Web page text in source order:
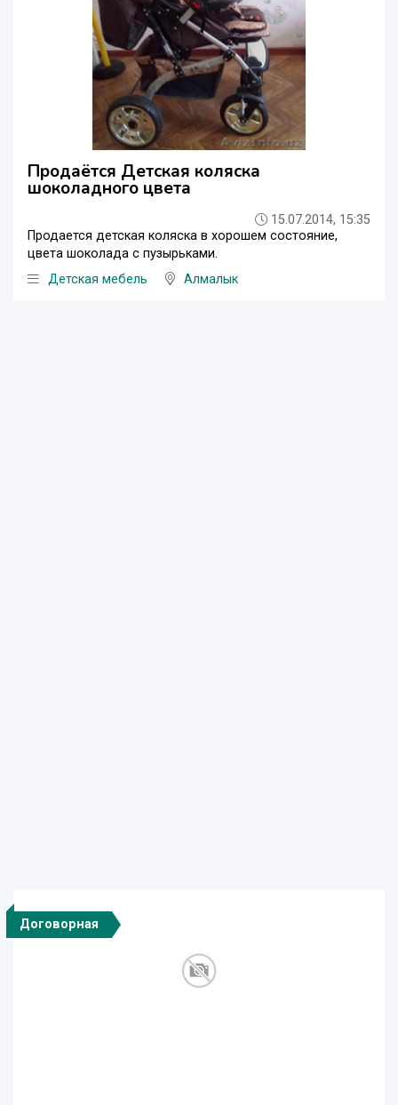
Продаётся Детская коляска
шоколадного цвета
15.07.2014, 15:35
Продается детская коляска в хорошем состояние,
цвета шоколада с пузырьками.
Детская мебель
Алмалык
Договорная